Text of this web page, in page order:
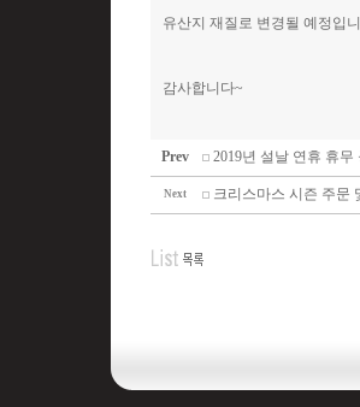
유산지 재질로 변경될 예정입
감사합니다~
Prev 2019년 설날 연휴 휴무
Next 크리스마스 시즌 주문